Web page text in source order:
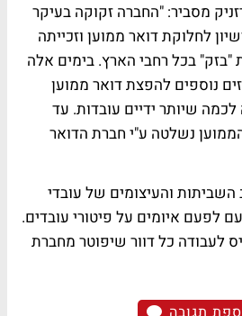
מסביר: "החברה זקוקה בעיקר
לחלוקת דואר ממוען וזכייתה
"בזק" בכל רחבי הארץ. בימים אלה
נוספים להפצת דואר ממוען
שיותר ידיים עובדות. עד
נשלטה ע"י חברת הדואר
השביתות והעיצומים של עובדי
לפעם איומים על פיטורי עובדים.
לעבודה כל דוור שיפוטר מחברת